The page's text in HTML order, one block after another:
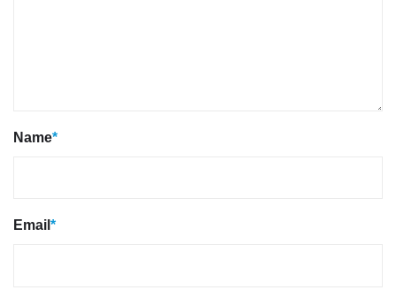
Name*
Email *